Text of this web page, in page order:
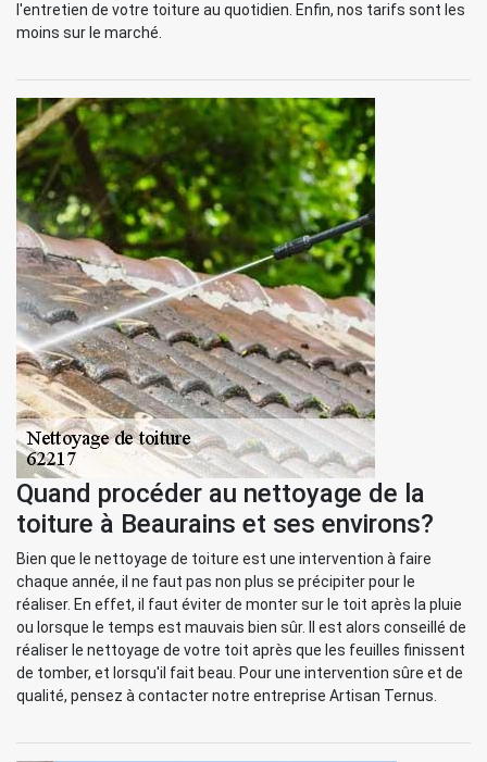
l'entretien de votre toiture au quotidien. Enfin, nos tarifs sont les
moins sur le marché.
Quand procéder au nettoyage de la
toiture à Beaurains et ses environs?
Bien que le nettoyage de toiture est une intervention à faire
chaque année, il ne faut pas non plus se précipiter pour le
réaliser. En effet, il faut éviter de monter sur le toit après la pluie
ou lorsque le temps est mauvais bien sûr. Il est alors conseillé de
réaliser le nettoyage de votre toit après que les feuilles finissent
de tomber, et lorsqu'il fait beau. Pour une intervention sûre et de
qualité, pensez à contacter notre entreprise Artisan Ternus.